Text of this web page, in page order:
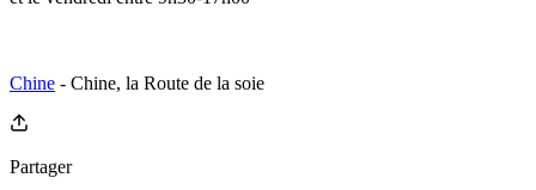
Chine - Chine, la Route de la soie
Partager